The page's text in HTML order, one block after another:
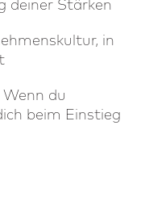
deiner Stärken
in
Wenn du
beim Einstieg